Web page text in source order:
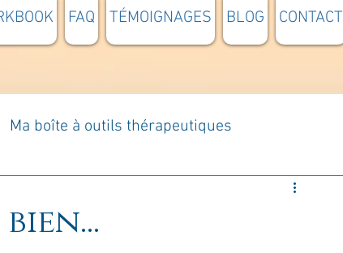
FAQ TÉMOIGNAGES BLOG CONTACT
Ma boîte à outils thérapeutiques
Méthodologie